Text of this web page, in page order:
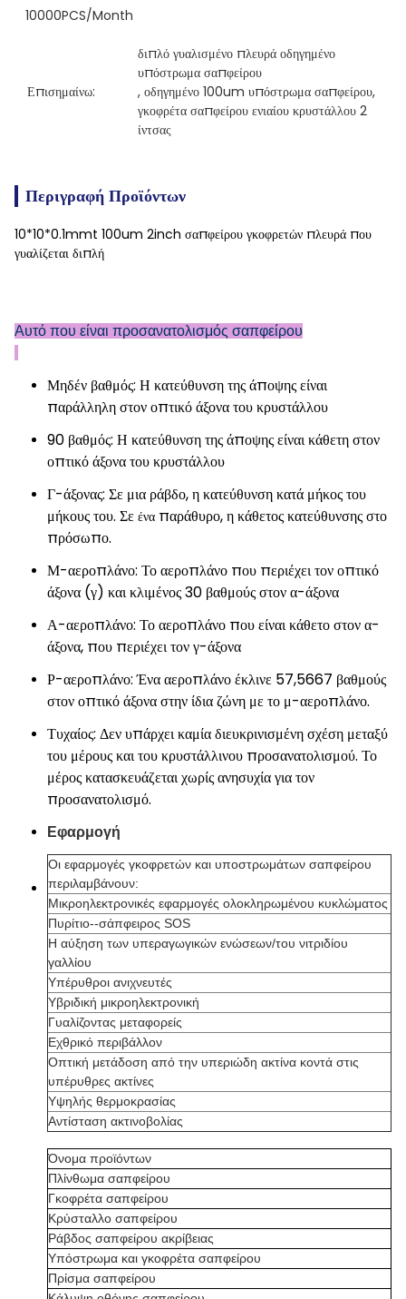
10000PCS/month
Επισημαίνω:
διπλό γυαλισμένο πλευρά οδηγημένο
υπόστρωμα σαπφείρου
, οδηγημένο 100um υπόστρωμα σαπφείρου,
γκοφρέτα σαπφείρου ενιαίου κρυστάλλου 2
ίντσας
Περιγραφή Προϊόντων
10*10*0.1mmt 100um 2inch σαπφείρου γκοφρετών πλευρά που
γυαλίζεται διπλή
Αυτό που είναι προσανατολισμός σαπφείρου
Μηδέν βαθμός: Η κατεύθυνση της άποψης είναι
παράλληλη στον οπτικό άξονα του κρυστάλλου
90 βαθμός: Η κατεύθυνση της άποψης είναι κάθετη στον
οπτικό άξονα του κρυστάλλου
Γ-άξονας: Σε μια ράβδο, η κατεύθυνση κατά μήκος του
μήκους του. Σε ένα παράθυρο, η κάθετος κατεύθυνσης στο
πρόσωπο.
Μ-αεροπλάνο: Το αεροπλάνο που περιέχει τον οπτικό
άξονα (γ) και κλιμένος 30 βαθμούς στον α-άξονα
Α-αεροπλάνο: Το αεροπλάνο που είναι κάθετο στον α-
άξονα, που περιέχει τον γ-άξονα
Ρ-αεροπλάνο: Ένα αεροπλάνο έκλινε 57,5667 βαθμούς
στον οπτικό άξονα στην ίδια ζώνη με το μ-αεροπλάνο.
Τυχαίος: Δεν υπάρχει καμία διευκρινισμένη σχέση μεταξύ
του μέρους και του κρυστάλλινου προσανατολισμού. Το
μέρος κατασκευάζεται χωρίς ανησυχία για τον
προσανατολισμό.
Εφαρμογή
Οι εφαρμογές γκοφρετών και υποστρωμάτων σαπφείρου
περιλαμβάνουν:
Μικροηλεκτρονικές εφαρμογές ολοκληρωμένου κυκλώματος
Πυρίτιο--σάπφειρος SOS
Η αύξηση των υπεραγωγικών ενώσεων/του νιτριδίου
γαλλίου
Υπέρυθροι ανιχνευτές
Υβριδική μικροηλεκτρονική
Γυαλίζοντας μεταφορείς
Εχθρικό περιβάλλον
Οπτική μετάδοση από την υπεριώδη ακτίνα κοντά στις
υπέρυθρες ακτίνες
Υψηλής θερμοκρασίας
Αντίσταση ακτινοβολίας
Όνομα προϊόντων
Πλίνθωμα σαπφείρου
Γκοφρέτα σαπφείρου
Κρύσταλλο σαπφείρου
Ράβδος σαπφείρου ακρίβειας
Υπόστρωμα και γκοφρέτα σαπφείρου
Πρίσμα σαπφείρου